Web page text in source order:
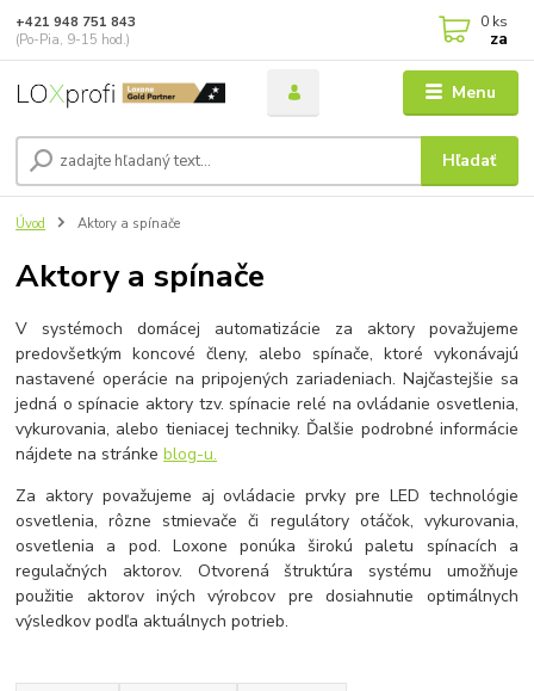
Menu
Hľadať
+421 948 751 843
(Po-Pia, 9-15 hod.)
0 ks
za
Úvod Aktory a spínače
Aktory a spínače
V systémoch domácej automatizácie za aktory považujeme
predovšetkým koncové členy, alebo spínače, ktoré vykonávajú
nastavené operácie na pripojených zariadeniach. Najčastejšie sa
jedná o spínacie aktory tzv. spínacie relé na ovládanie osvetlenia,
vykurovania, alebo tieniacej techniky. Ďalšie podrobné informácie
nájdete na stránkeblog-u.
Za aktory považujeme aj ovládacie prvky pre LED technológie
osvetlenia, rôzne stmievače či regulátory otáčok, vykurovania,
osvetlenia a pod. Loxone ponúka širokú paletu spínacích a
regulačných aktorov. Otvorená štruktúra systému umožňuje
použitie aktorov iných výrobcov pre dosiahnutie optimálnych
výsledkov podľa aktuálnych potrieb.